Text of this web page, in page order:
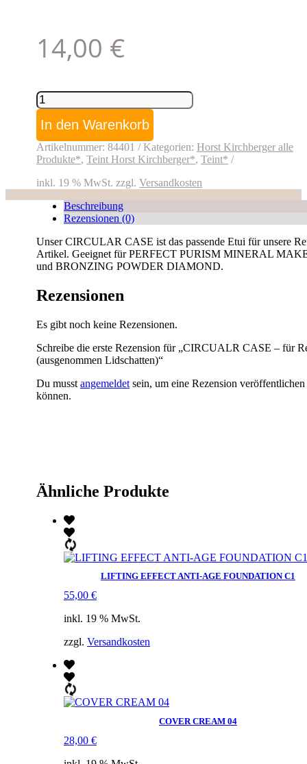
14,00 €
CIRCUALR
CASE
für
Refills
(ausgenommen
Menge
In den Warenkorb
Artikelnummer: 84401 Kategorien: Horst Kirchberger alle
Produkte*, Teint Horst Kirchberger*, Teint*
inkl. 19 % MwSt. zzgl. Versandkosten
Beschreibung
Rezensionen (0)
Unser CIRCULAR CASE ist das passende Etui für unsere
Artikel. Geeignet für PERFECT PURISM MINERAL
und BRONZING POWDER DIAMOND.
Rezensionen
Es gibt noch keine Rezensionen.
Schreibe die erste Rezension für „CIRCUALR CASE – für
(ausgenommen Lidschatten)“
Du musst angemeldet sein, um eine Rezension veröffentlichen
können.
Ähnliche Produkte
LIFTING EFFECT ANTI-AGE FOUNDATION C1
55,00 €
inkl. 19 % MwSt.
zzgl. Versandkosten
COVER CREAM 04
28,00 €